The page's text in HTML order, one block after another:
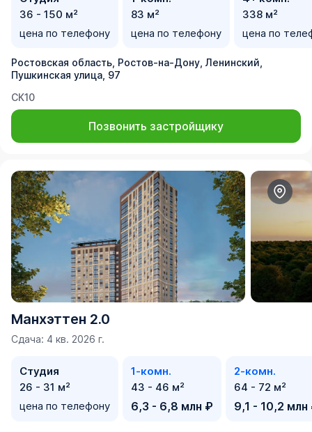
36 - 150 м²
цена по телефону
83 м²
цена по телефону
338 м²
цена по
Ростовская область, Ростов-на-Дону, Ленинский,
Пушкинская улица, 97
СК10
Позвонить застройщику
Манхэттен 2.0
Сдача: 4 кв. 2026 г.
Студия
26 - 31 м²
цена по телефону
1-комн.
43 - 46 м²
6,3 - 6,8 млн ₽
2-комн.
64 - 72 м²
9,1 - 10,2 млн